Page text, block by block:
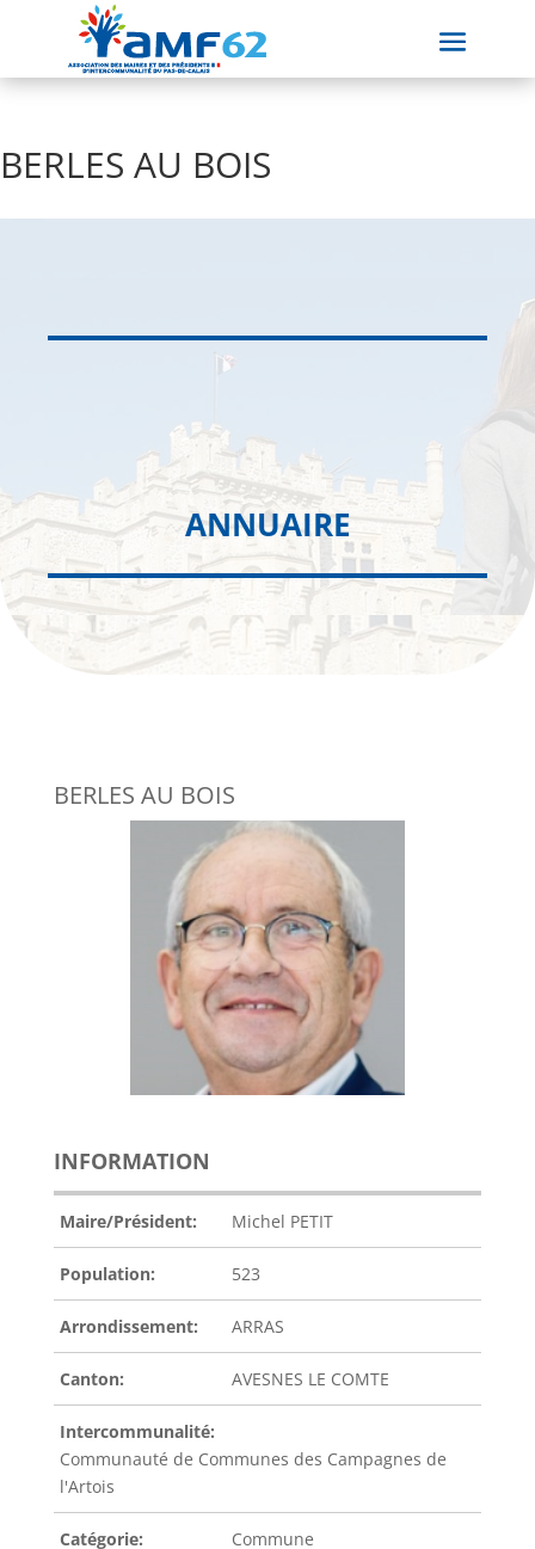
BERLES AU BOIS
ANNUAIRE
BERLES AU BOIS
INFORMATION
Maire/Président: Michel PETIT
Population: 523
Arrondissement: ARRAS
Canton: AVESNES LE COMTE
Intercommunalité:
Communauté de Communes des Campagnes de
l'Artois
Catégorie: Commune